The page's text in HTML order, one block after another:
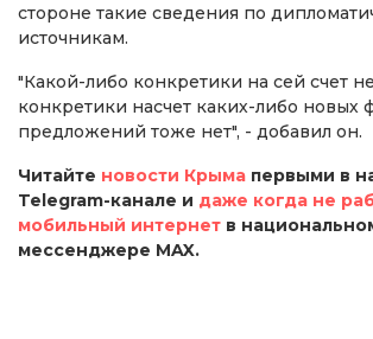
стороне такие сведения по
источникам.
"Какой-либо конкретики на сей счет
конкретики насчет каких-либо новых
предложений тоже нет", - добавил он.
Читайте новости Крыма первыми в
Telegram-канале и даже когда не
мобильный интернет в
мессенджере MAX.